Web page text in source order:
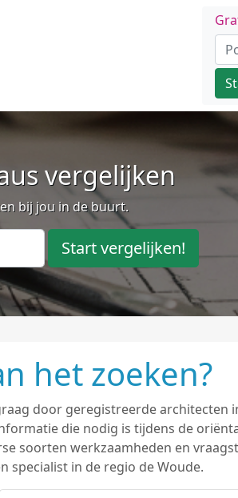
vergelijken
bij jou in de buurt.
Start vergelijken!
het zoeken?
door geregistreerde architecten
die nodig is tijdens de
soorten werkzaamheden en
specialist in de regio de Woude.